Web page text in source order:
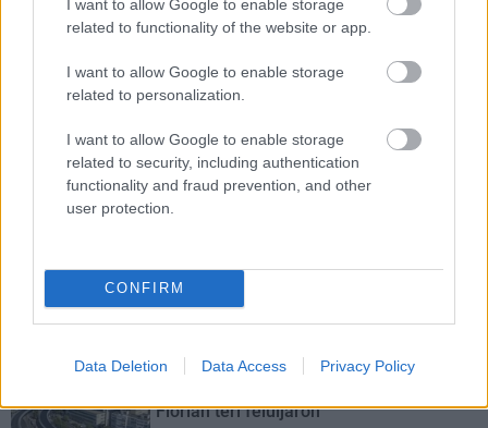
I want to allow Google to enable storage
related to functionality of the website or app.
I want to allow Google to enable storage
related to personalization.
I want to allow Google to enable storage
related to security, including authentication
functionality and fraud prevention, and other
user protection.
CONFIRM
Data Deletion Data Access Privacy Policy
M1 bővítés: már zajlik a teljesen új
Új gyalogosátkelők és jelzőlámpás
csomópont épül Angyalföldön
Másfélszeresére bővítik
Hódmezővásárhely jó hírű református
iskoláját
Flórián téri felüljárón